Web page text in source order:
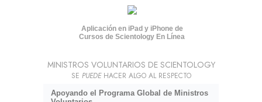
Aplicación en iPad y iPhone de
Cursos de Scientology En Línea
MINISTROS VOLUNTARIOS DE SCIENTOLOGY
SE PUEDEHACER ALGO AL RESPECTO
Apoyando el Programa Global de Ministros